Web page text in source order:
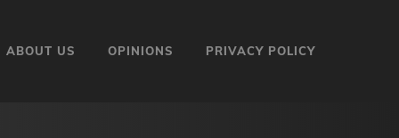
ABOUT US OPINIONS PRIVACY POLICY